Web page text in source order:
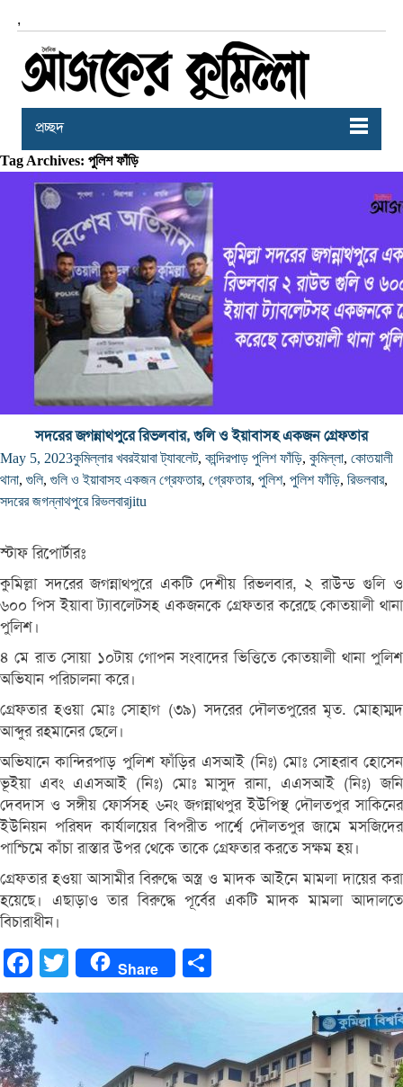
,
প্রচ্ছদ
Tag Archives: পুলিশ ফাঁড়ি
সদরের জগন্নাথপুরে রিভলবার, গুলি ও ইয়াবাসহ একজন গ্রেফতার
May 5, 2023কুমিল্লার খবরইয়াবা ট্যাবলেট, কান্দিরপাড় পুলিশ ফাঁড়ি, কুমিল্লা, কোতয়ালী
থানা, গুলি, গুলি ও ইয়াবাসহ একজন গ্রেফতার, গ্রেফতার, পুলিশ, পুলিশ ফাঁড়ি, রিভলবার,
সদরের জগন্নাথপুরে রিভলবারjitu
স্টাফ রিপোর্টারঃ
কুমিল্লা সদরের জগন্নাথপুরে একটি দেশীয় রিভলবার, ২ রাউন্ড গুলি ও
৬০০ পিস ইয়াবা ট্যাবলেটসহ একজনকে গ্রেফতার করেছে কোতয়ালী থানা
পুলিশ।
৪ মে রাত সোয়া ১০টায় গোপন সংবাদের ভিত্তিতে কোতয়ালী থানা পুলিশ
অভিযান পরিচালনা করে।
গ্রেফতার হওয়া মোঃ সোহাগ (৩৯) সদরের দৌলতপুরের মৃত. মোহাম্মদ
আব্দুর রহমানের ছেলে।
অভিযানে কান্দিরপাড় পুলিশ ফাঁড়ির এসআই (নিঃ) মোঃ সোহরাব হোসেন
ভূইয়া এবং এএসআই (নিঃ) মোঃ মাসুদ রানা, এএসআই (নিঃ) জনি
দেবদাস ও সঙ্গীয় ফোর্সসহ ৬নং জগন্নাথপুর ইউপিস্থ দৌলতপুর সাকিনের
ইউনিয়ন পরিষদ কার্যালয়ের বিপরীত পার্শ্বে দৌলতপুর জামে মসজিদের
পাশ্চিমে কাঁচা রাস্তার উপর থেকে তাকে গ্রেফতার করতে সক্ষম হয়।
গ্রেফতার হওয়া আসামীর বিরুদ্ধে অস্ত্র ও মাদক আইনে মামলা দায়ের করা
হয়েছে। এছাড়াও তার বিরুদ্ধে পূর্বের একটি মাদক মামলা আদালতে
বিচারাধীন।
FacebookTwitter Share